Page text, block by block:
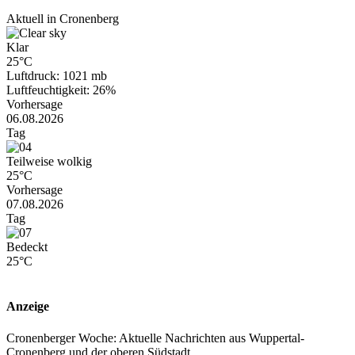
Aktuell in Cronenberg
Klar
25°C
Luftdruck: 1021 mb
Luftfeuchtigkeit: 26%
Vorhersage
06.08.2026
Tag
Teilweise wolkig
25°C
Vorhersage
07.08.2026
Tag
Bedeckt
25°C
Anzeige
Cronenberger Woche: Aktuelle Nachrichten aus Wuppertal-
Cronenberg und der oberen Südstadt.